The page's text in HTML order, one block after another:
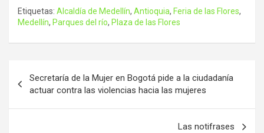
Etiquetas: Alcaldía de Medellín, Antioquia, Feria de las Flores,
Medellín, Parques del río, Plaza de las Flores
de
entradas
Secretaría de la Mujer en Bogotá pide a la ciudadanía
actuar contra las violencias hacia las mujeres
Las notifrases